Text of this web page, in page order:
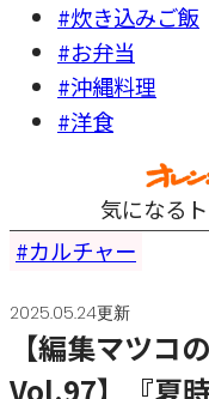
#炊き込みご飯
#お弁当
#沖縄料理
#洋食
気になる
カルチャー
2025.05.24更新
【編集マツコ
Vol.97】『夏時